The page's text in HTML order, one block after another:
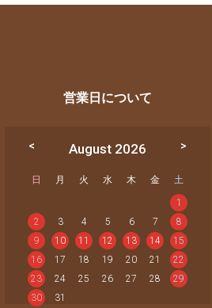
営業日について
August 2026
日 月 火 水 木 金 土
1
2
3 4 5 6 7
8
9
10 11 12 13 14
15
16
17 18 19 20 21
22
23
24 25 26 27 28
29
30
31